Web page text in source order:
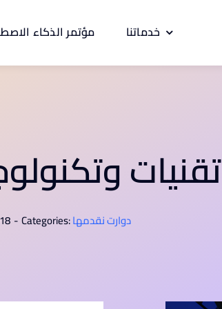
مؤتمر الذكاء خدماتنا
تقنيات
-Categories:دوارت نقدمها